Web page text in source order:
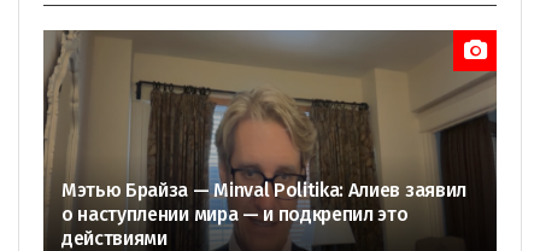
Мэтью Брайза — Minval Politika: Алиев заявил
о наступлении мира — и подкрепил это
действиями